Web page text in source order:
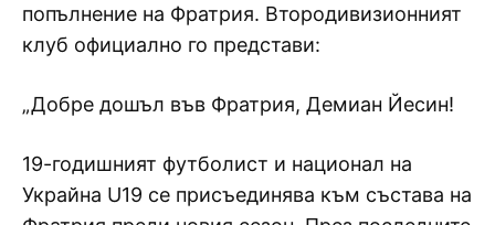
попълнение на Фратрия. Втородивизионният
клуб официално го представи:
„Добре дошъл във Фратрия, Демиан Йесин!
19-годишният футболист и национал на
Украйна U19 се присъединява към състава на